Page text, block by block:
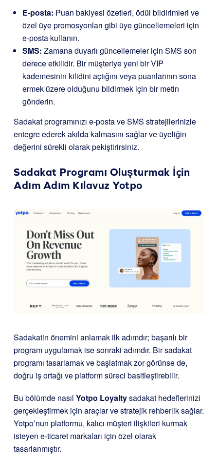
E-posta: Puan bakiyesi özetleri, ödül bildirimleri ve
özel üye promosyonları gibi üye güncellemeleri için
e-posta kullanın.
SMS: Zamana duyarlı güncellemeler için SMS son
derece etkilidir. Bir müşteriye yeni bir VIP
kademesinin kilidini açtığını veya puanlarının sona
ermek üzere olduğunu bildirmek için bir metin
gönderin.
Sadakat programınızı e-posta ve SMS stratejilerinizle
entegre ederek akılda kalmasını sağlar ve üyeliğin
değerini sürekli olarak pekiştirirsiniz.
Sadakat Programı Oluşturmak İçin
Adım Adım Kılavuz Yotpo
Sadakatin önemini anlamak ilk adımdır; başarılı bir
program uygulamak ise sonraki adımdır. Bir sadakat
programı tasarlamak ve başlatmak zor görünse de,
doğru iş ortağı ve platform süreci basitleştirebilir.
Bu bölümde nasıl Yotpo Loyaltysadakat hedeflerinizi
gerçekleştirmek için araçlar ve stratejik rehberlik sağlar.
Yotpo’nun platformu, kalıcı müşteri ilişkileri kurmak
isteyen e-ticaret markaları için özel olarak
tasarlanmıştır.